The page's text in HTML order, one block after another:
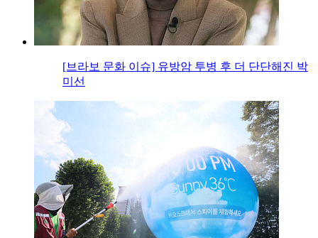
[브라보 문화 이슈] 유방암 투병 후 더 단단해진 박
미선